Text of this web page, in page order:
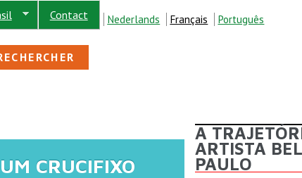
Contact Nederlands Français Português
DE RECHERCHE
CRUCIFIXO
A
ARTISTA
PAULO